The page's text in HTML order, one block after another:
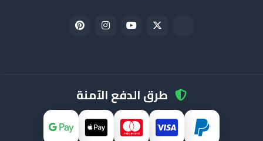
طرق الدفع الآمنة